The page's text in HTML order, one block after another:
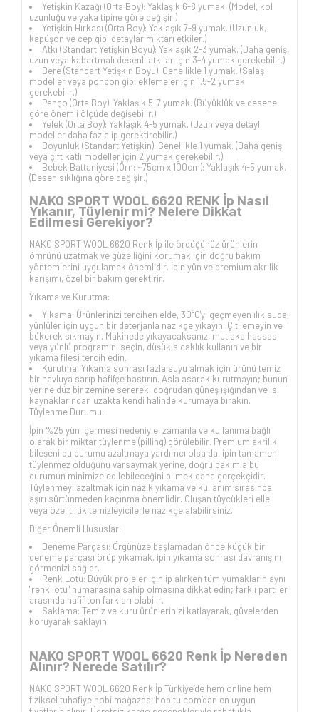
Yetişkin Kazağı (Orta Boy): Yaklaşık 6-8 yumak. (Model, kol
uzunluğu ve yaka tipine göre değişir.)
Yetişkin Hırkası (Orta Boy): Yaklaşık 7-9 yumak. (Uzunluk,
kapüşon ve cep gibi detaylar miktarı etkiler.)
Atkı (Standart Yetişkin Boyu): Yaklaşık 2-3 yumak. (Daha geniş,
uzun veya kabartmalı desenli atkılar için 3-4 yumak gerekebilir.)
Bere (Standart Yetişkin Boyu): Genellikle 1 yumak. (Salaş
modeller veya ponpon gibi eklemeler için 1.5-2 yumak
gerekebilir.)
Panço (Orta Boy): Yaklaşık 5-7 yumak. (Büyüklük ve desene
göre önemli ölçüde değişebilir.)
Yelek (Orta Boy): Yaklaşık 4-5 yumak. (Uzun veya detaylı
modeller daha fazla ip gerektirebilir.)
Boyunluk (Standart Yetişkin): Genellikle 1 yumak. (Daha geniş
veya çift katlı modeller için 2 yumak gerekebilir.)
Bebek Battaniyesi (Örn: ~75cm x 100cm): Yaklaşık 4-5 yumak.
(Desen sıklığına göre değişir.)
NAKO SPORT WOOL 6620 RENK İp Nasıl
Yıkanır, Tüylenir mi? Nelere Dikkat
Edilmesi Gerekiyor?
NAKO SPORT WOOL 6620 Renk İp ile ördüğünüz ürünlerin
ömrünü uzatmak ve güzelliğini korumak için doğru bakım
yöntemlerini uygulamak önemlidir. İpin yün ve premium akrilik
karışımı, özel bir bakım gerektirir.
Yıkama ve Kurutma:
Yıkama: Ürünlerinizi tercihen elde, 30°C'yi geçmeyen ılık suda,
yünlüler için uygun bir deterjanla nazikçe yıkayın. Çitilemeyin ve
bükerek sıkmayın. Makinede yıkayacaksanız, mutlaka hassas
veya yünlü programını seçin, düşük sıcaklık kullanın ve bir
yıkama filesi tercih edin.
Kurutma: Yıkama sonrası fazla suyu almak için ürünü temiz
bir havluya sarıp hafifçe bastırın. Asla asarak kurutmayın; bunun
yerine düz bir zemine sererek, doğrudan güneş ışığından ve ısı
kaynaklarından uzakta kendi halinde kurumaya bırakın.
Tüylenme Durumu:
İpin %25 yün içermesi nedeniyle, zamanla ve kullanıma bağlı
olarak bir miktar tüylenme (pilling) görülebilir. Premium akrilik
bileşeni bu durumu azaltmaya yardımcı olsa da, ipin tamamen
tüylenmez olduğunu varsaymak yerine, doğru bakımla bu
durumun minimize edilebileceğini bilmek daha gerçekçidir.
Tüylenmeyi azaltmak için nazik yıkama ve kullanım sırasında
aşırı sürtünmeden kaçınma önemlidir. Oluşan tüycükleri elle
veya özel tiftik temizleyicilerle nazikçe alabilirsiniz.
Diğer Önemli Hususlar:
Deneme Parçası: Örgünüze başlamadan önce küçük bir
deneme parçası örüp yıkamak, ipin yıkama sonrası davranışını
görmenizi sağlar.
Renk Lotu: Büyük projeler için ip alırken tüm yumakların aynı
"renk lotu" numarasına sahip olmasına dikkat edin; farklı partiler
arasında hafif ton farkları olabilir.
Saklama: Temiz ve kuru ürünlerinizi katlayarak, güvelerden
koruyarak saklayın.
NAKO SPORT WOOL 6620 Renk İp Nereden
Alınır? Nerede Satılır?
NAKO SPORT WOOL 6620 Renk İp Türkiye’de hem online hem
fiziksel tuhafiye hobi mağazası hobitu.com’dan en uygun